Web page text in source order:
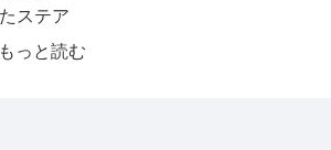
ステア
ザイン
もっと読む